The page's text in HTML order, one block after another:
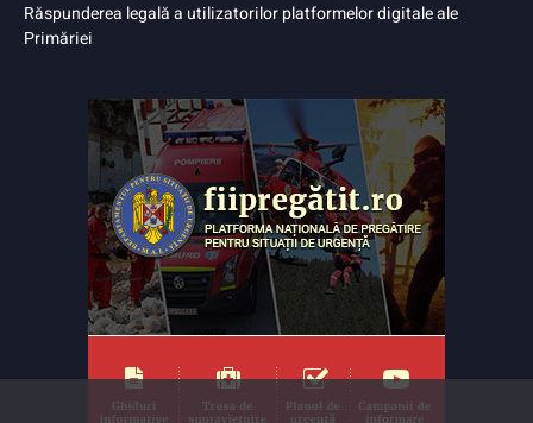
Răspunderea legală a utilizatorilor platformelor digitale ale
Primăriei